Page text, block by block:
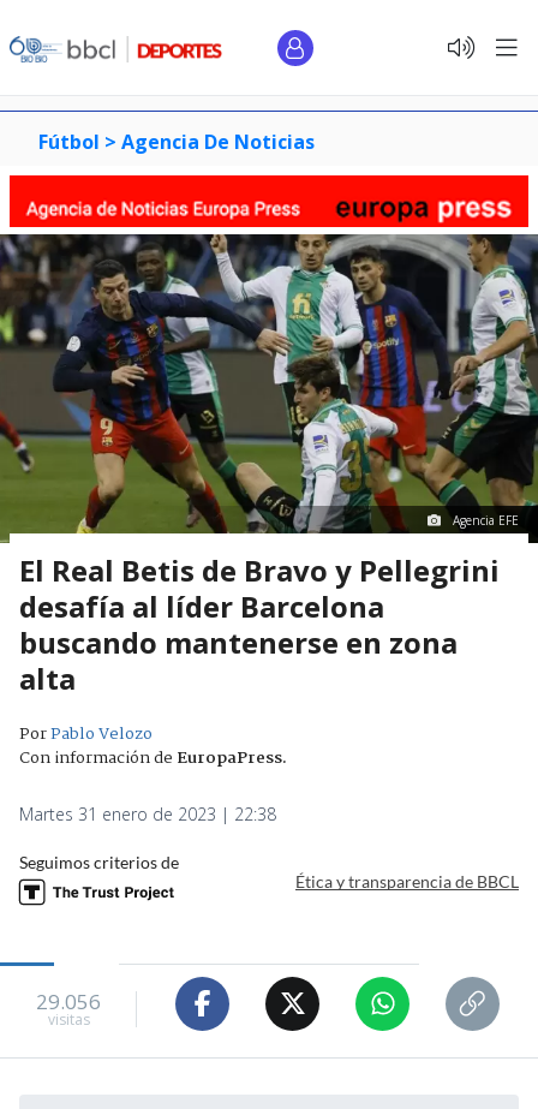
Fútbol > Agencia De Noticias
Agencia EFE
El Real Betis de Bravo y Pellegrini
desafía al líder Barcelona
buscando mantenerse en zona
alta
PorPablo Velozo
Con información de EuropaPress.
Martes 31 enero de 2023 | 22:38
Seguimos criterios de
Ética y transparencia de BBCL
29.056
visitas